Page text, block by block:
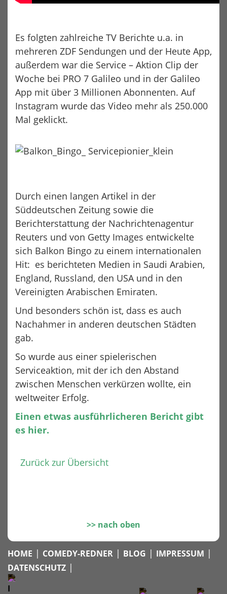
Es folgten zahlreiche TV Berichte u.a. in
mehreren ZDF Sendungen und der Heute App,
außerdem war die Service – Aktion Clip der
Woche bei PRO 7 Galileo und in der Galileo
App mit über 3 Millionen Abonnenten. Auf
Instagram wurde das Video mehr als 250.000
Mal geklickt.
Durch einen langen Artikel in der
Süddeutschen Zeitung sowie die
Berichterstattung der Nachrichtenagentur
Reuters und von Getty Images entwickelte
sich Balkon Bingo zu einem internationalen
Hit: es berichteten Medien in Saudi Arabien,
England, Russland, den USA und in den
Vereinigten Arabischen Emiraten.
Und besonders schön ist, dass es auch
Nachahmer in anderen deutschen Städten
gab.
So wurde aus einer spielerischen
Serviceaktion, mit der ich den Abstand
zwischen Menschen verkürzen wollte, ein
weltweiter Erfolg.
Einen etwas ausführlicheren Bericht gibt
es hier.
Zurück zur Übersicht
nach oben
HOME | COMEDY-REDNER | BLOG | IMPRESSUM |
DATENSCHUTZ |